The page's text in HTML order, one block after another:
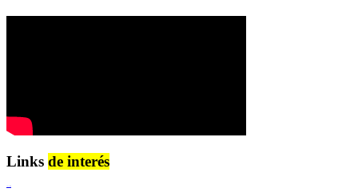
Links de interés